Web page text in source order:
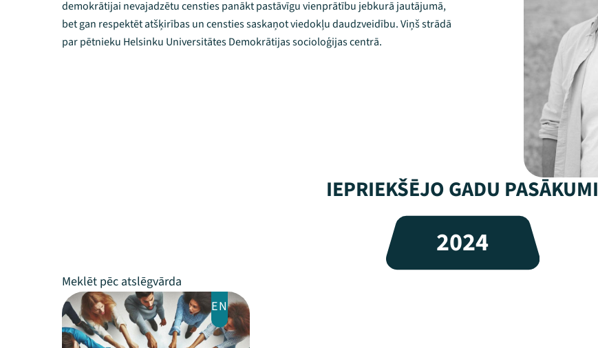
demokrātijai nevajadzētu censties panākt pastāvīgu vienprātību jebkurā jautājumā,
bet gan respektēt atšķirības un censties saskaņot viedokļu daudzveidību. Viņš strādā
par pētnieku Helsinku Universitātes Demokrātijas socioloģijas centrā.
IEPRIEKŠĒJO GADU PASĀKUMI
2024
EN